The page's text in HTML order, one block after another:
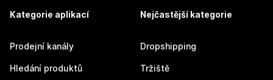
Kategorie aplikací
Prodejní kanály
Hledání produktů
Nejčastější kategorie
Dropshipping
Tržiště